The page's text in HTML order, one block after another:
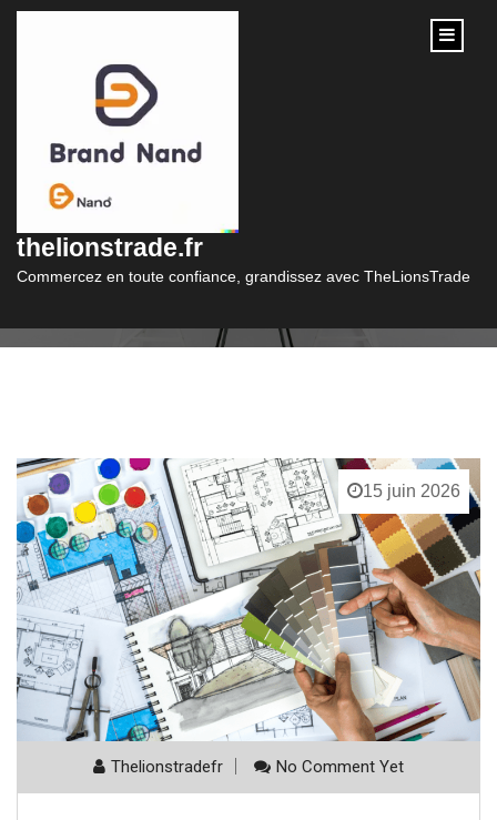
content
thelionstrade.fr
Commercez en toute confiance, grandissez avec TheLionsTrade
15 juin 2026
Thelionstradefr No Comment Yet